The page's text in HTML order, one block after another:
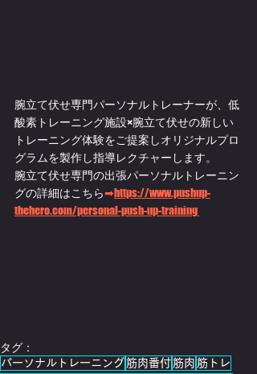
腕立て伏せ専門パーソナルトレーナーが、低
酸素トレーニング施設×腕立て伏せの新しい
トレーニング体験をご提案しオリジナルプロ
グラムを製作し指導レクチャーします。
腕立て伏せ専門の出張パーソナルトレーニン
グの詳細はこちら➡https://www.pushup-
thehero.com/personal-push-up-training
タグ：
パーソナルトレーニング筋肉番付筋肉 筋トレ